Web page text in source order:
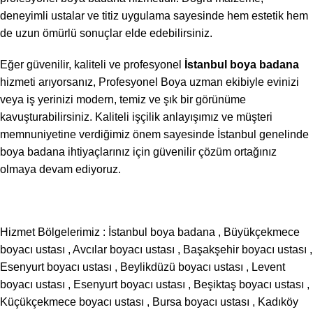
deneyimli ustalar ve titiz uygulama sayesinde hem estetik hem
de uzun ömürlü sonuçlar elde edebilirsiniz.
Eğer güvenilir, kaliteli ve profesyonel
İstanbul boya badana
hizmeti arıyorsanız, Profesyonel Boya uzman ekibiyle evinizi
veya iş yerinizi modern, temiz ve şık bir görünüme
kavuşturabilirsiniz. Kaliteli işçilik anlayışımız ve müşteri
memnuniyetine verdiğimiz önem sayesinde İstanbul genelinde
boya badana ihtiyaçlarınız için güvenilir çözüm ortağınız
olmaya devam ediyoruz.
Hizmet Bölgelerimiz : İstanbul boya badana , Büyükçekmece
boyacı ustası , Avcılar boyacı ustası , Başakşehir boyacı ustası ,
Esenyurt boyacı ustası , Beylikdüzü boyacı ustası , Levent
boyacı ustası , Esenyurt boyacı ustası , Beşiktaş boyacı ustası ,
Küçükçekmece boyacı ustası , Bursa boyacı ustası , Kadıköy